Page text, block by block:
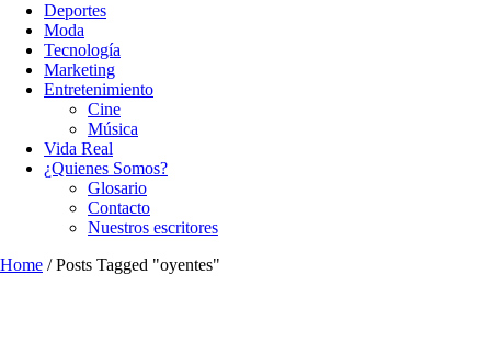
Deportes
Moda
Tecnología
Marketing
Entretenimiento
Cine
Música
Vida Real
¿Quienes Somos?
Glosario
Contacto
Nuestros escritores
Home /Posts Tagged "oyentes"